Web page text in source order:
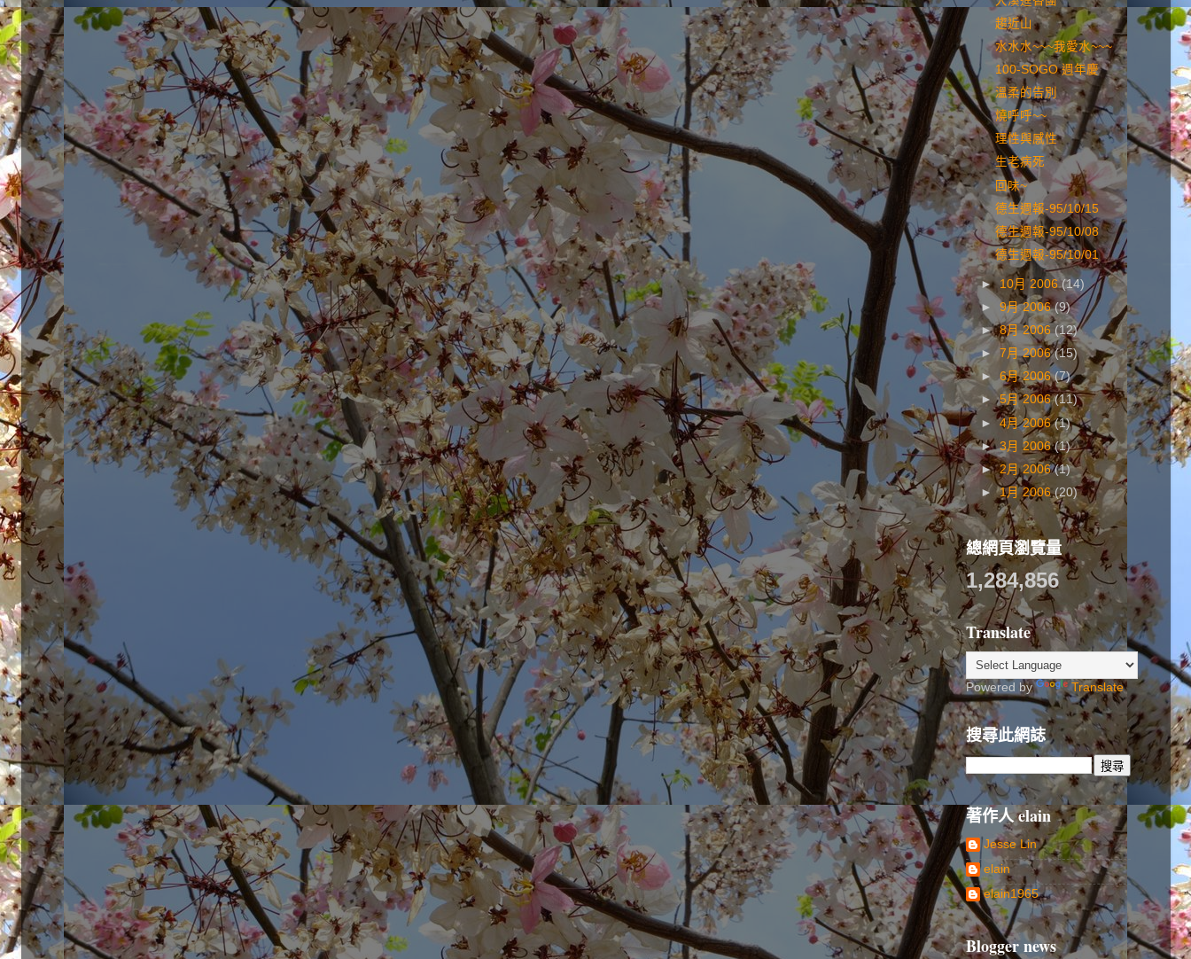
趨近山
水水水~~~我愛水~~~
100-SOGO 週年慶
溫柔的告別
燒呼呼~~
理性與感性
生老病死
回味~
德生週報-95/10/15
德生週報-95/10/08
德生週報-95/10/01
► 10月 2006(14)
► 9月 2006(9)
►8月 2006(12)
► 7月 2006(15)
►6月 2006(7)
►5月 2006(11)
►4月 2006(1)
►3月 2006(1)
►2月 2006(1)
►1月 2006(20)
總網頁瀏覽量
1,284,856
Translate
Powered by Translate
搜尋此網誌
著作人 elain
Jesse Lin
elain
elain1965
Blogger news